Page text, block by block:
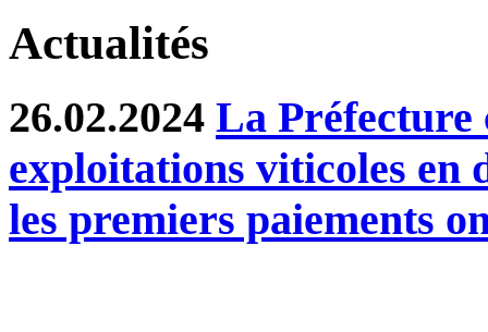
Actualités
26.02.2024 La Préfecture
exploitations viticoles en
les premiers paiements